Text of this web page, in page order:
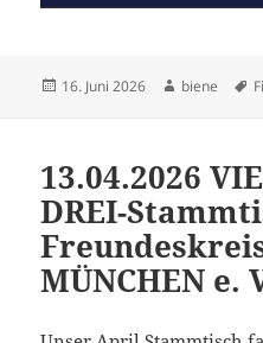
Veröffentlicht
16. Juni 2026 Autor
biene
13.04.2026
DREI-
MÜNCHEN e.